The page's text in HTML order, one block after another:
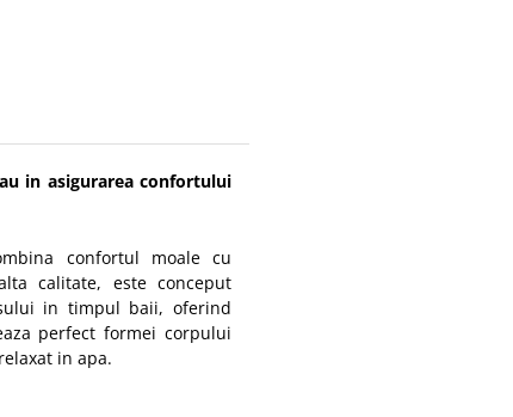
in asigurarea confortului
confortul moale cu
calitate, este conceput
in timpul baii, oferind
perfect formei corpului
in apa.